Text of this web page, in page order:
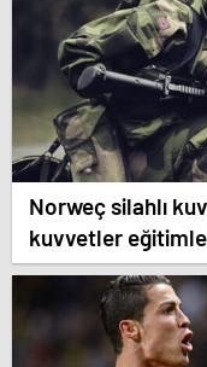
Norweç silahlı
kuvvetler